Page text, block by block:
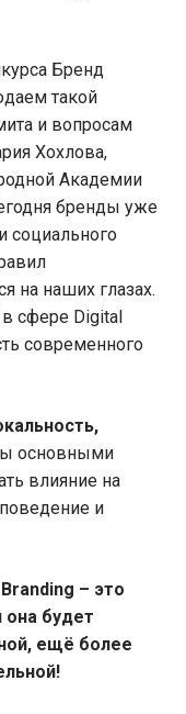
Бренд
такой
и вопросам
Хохлова,
Академии
бренды уже
социального
на наших глазах.
сфере Digital
современного
основными
влияние на
и
– это
она будет
ещё более